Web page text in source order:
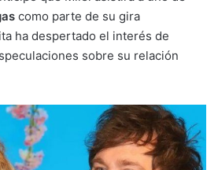
como parte de su gira
ha despertado el interés de
sobre su relación